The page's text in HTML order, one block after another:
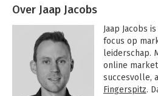
Over Jaap Jacobs
Jaap Jacobs
focus op
leiderschap.
online
Fingerspitz.